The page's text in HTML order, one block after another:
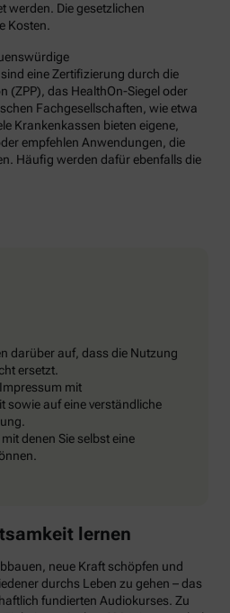
werden. Die gesetzlichen
Kosten.
eine Zertifizierung durch die
(ZPP), das HealthOn-Siegel oder
Fachgesellschaften, wie etwa
Krankenkassen bieten eigene,
empfehlen Anwendungen, die
Häufig werden dafür ebenfalls die
darüber auf, dass die Nutzung
ersetzt.
mit
sowie auf eine verständliche
denen Sie selbst eine
lernen
neue Kraft schöpfen und
durchs Leben zu gehen – das
fundierten Audiokurses. Zu